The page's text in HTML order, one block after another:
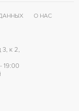
О НАС
3, к 2,
19:00